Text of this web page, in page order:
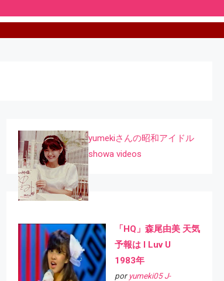
yumekiさんの昭和アイドル
showa videos
「HQ」森尾由美 天気
予報は I Luv U
1983年
por yumeki05 J-